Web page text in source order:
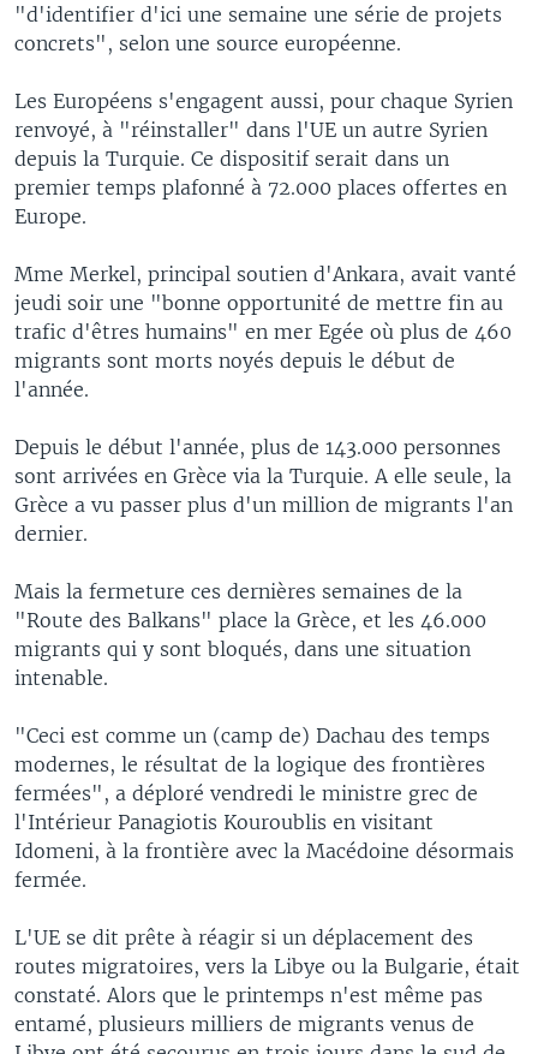
"d'identifier d'ici une semaine une série de projets
concrets", selon une source européenne.
Les Européens s'engagent aussi, pour chaque Syrien
renvoyé, à "réinstaller" dans l'UE un autre Syrien
depuis la Turquie. Ce dispositif serait dans un
premier temps plafonné à 72.000 places offertes en
Europe.
Mme Merkel, principal soutien d'Ankara, avait vanté
jeudi soir une "bonne opportunité de mettre fin au
trafic d'êtres humains" en mer Egée où plus de 460
migrants sont morts noyés depuis le début de
l'année.
Depuis le début l'année, plus de 143.000 personnes
sont arrivées en Grèce via la Turquie. A elle seule, la
Grèce a vu passer plus d'un million de migrants l'an
dernier.
Mais la fermeture ces dernières semaines de la
"Route des Balkans" place la Grèce, et les 46.000
migrants qui y sont bloqués, dans une situation
intenable.
"Ceci est comme un (camp de) Dachau des temps
modernes, le résultat de la logique des frontières
fermées", a déploré vendredi le ministre grec de
l'Intérieur Panagiotis Kouroublis en visitant
Idomeni, à la frontière avec la Macédoine désormais
fermée.
L'UE se dit prête à réagir si un déplacement des
routes migratoires, vers la Libye ou la Bulgarie, était
constaté. Alors que le printemps n'est même pas
entamé, plusieurs milliers de migrants venus de